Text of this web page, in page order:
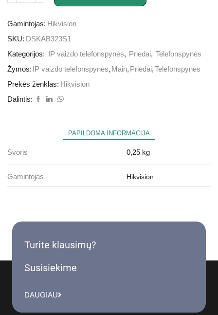
Gamintojas: Hikvision
SKU: DSKAB323S1
Kategorijos:
IP vaizdo telefonspynės, Priedai, Telefonspynės
Žymos: IP vaizdo telefonspynės, Main, Priedai,Telefonspynės
Prekės ženklas: Hikvision
Dalintis:
PAPILDOMA INFORMACIJA
Svoris 0,25 kg
Gamintojas Hikvision
Turite klausimų?
Susisiekime
DAUGIAU